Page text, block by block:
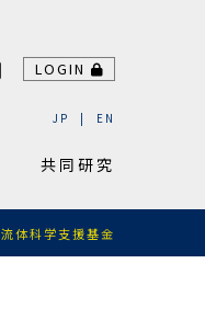
LOGIN
EN
JP
共同研究
流体科学支援基金